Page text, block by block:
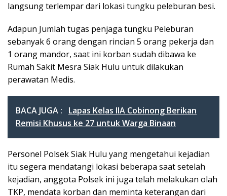
langsung terlempar dari lokasi tungku peleburan besi.
Adapun Jumlah tugas penjaga tungku Peleburan
sebanyak 6 orang dengan rincian 5 orang pekerja dan
1 orang mandor, saat ini korban sudah dibawa ke
Rumah Sakit Mesra Siak Hulu untuk dilakukan
perawatan Medis.
BACA JUGA :
Lapas Kelas IIA Cobinong Berikan
Remisi Khusus ke 27 untuk Warga Binaan
Personel Polsek Siak Hulu yang mengetahui kejadian
itu segera mendatangi lokasi beberapa saat setelah
kejadian, anggota Polsek ini juga telah melakukan olah
TKP, mendata korban dan meminta keterangan dari